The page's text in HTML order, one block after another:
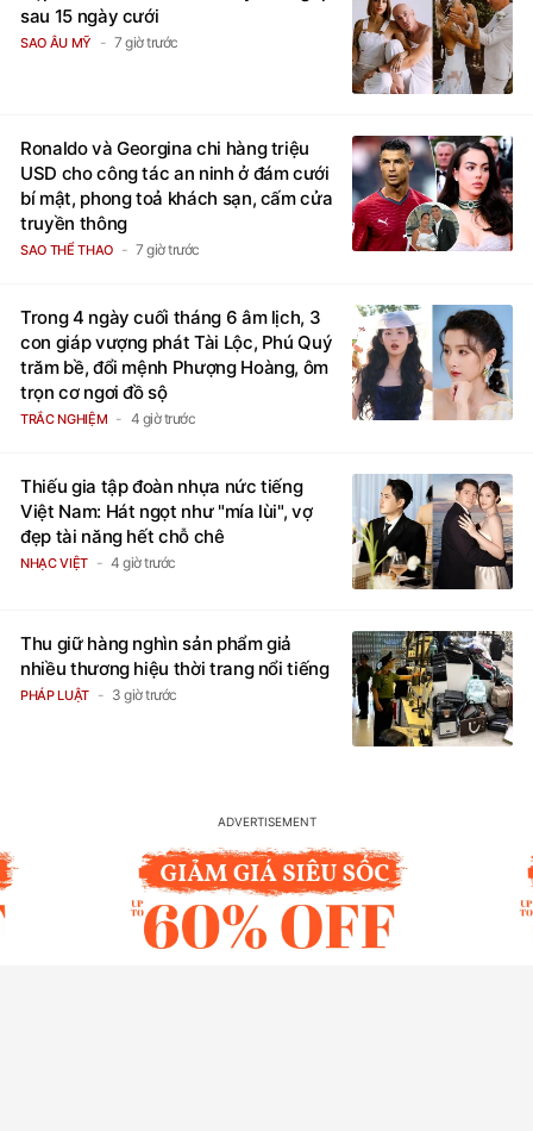
sau 15 ngày cưới
SAO ÂU MỸ 7 giờ trước
Ronaldo và Georgina chi hàng triệu
USD cho công tác an ninh ở đám cưới
bí mật, phong toả khách sạn, cấm cửa
truyền thông
SAO THỂ THAO 7 giờ trước
Trong 4 ngày cuối tháng 6 âm lịch, 3
con giáp vượng phát Tài Lộc, Phú Quý
trăm bề, đổi mệnh Phượng Hoàng, ôm
trọn cơ ngơi đồ sộ
TRẮC NGHIỆM 4 giờ trước
Thiếu gia tập đoàn nhựa nức tiếng
Việt Nam: Hát ngọt như "mía lùi", vợ
đẹp tài năng hết chỗ chê
NHẠC VIỆT 4 giờ trước
Thu giữ hàng nghìn sản phẩm giả
nhiều thương hiệu thời trang nổi tiếng
PHÁP LUẬT 3 giờ trước